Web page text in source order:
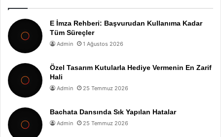
E İmza Rehberi: Başvurudan Kullanıma Kadar
Tüm Süreçler
Admin 1 Ağustos 2026
Özel Tasarım Kutularla Hediye Vermenin En Zarif
Hali
Admin 25 Temmuz 2026
Bachata Dansında Sık Yapılan Hatalar
Admin 25 Temmuz 2026